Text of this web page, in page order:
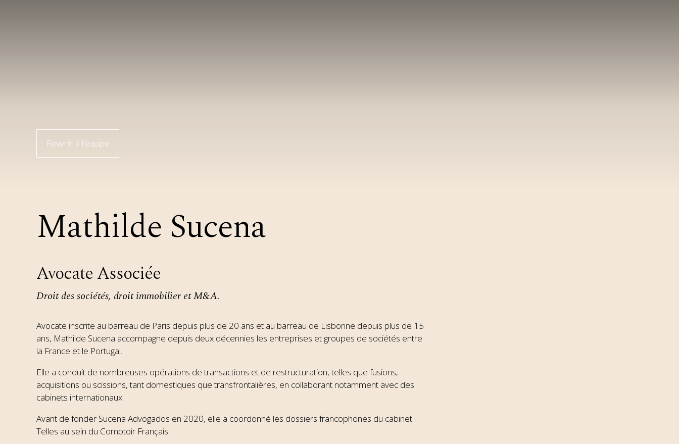
Revenir à l'équipe
Mathilde Sucena
Avocate Associée
Droit des sociétés, droit immobilier et M&A.
Avocate inscrite au barreau de Paris depuis plus de 20 ans et au barreau de Lisbonne depuis plus de 15
ans, Mathilde Sucena accompagne depuis deux décennies les entreprises et groupes de sociétés entre
la France et le Portugal.
Elle a conduit de nombreuses opérations de transactions et de restructuration, telles que fusions,
acquisitions ou scissions, tant domestiques que transfrontalières, en collaborant notamment avec des
cabinets internationaux.
Avant de fonder Sucena Advogados en 2020, elle a coordonné les dossiers francophones du cabinet
Telles au sein du Comptoir Français.